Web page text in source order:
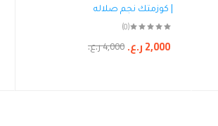
| كوزمتك نجم صلاله
(0)
4,000ر.ع. 2,000ر.ع.